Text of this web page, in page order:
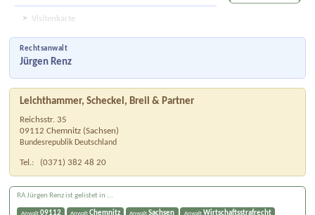
Visitenkarte
Rechtsanwalt
Jürgen Renz
Leichthammer, Scheckel, Breil & Partner
Reichsstr. 35
09112 Chemnitz (Sachsen)
Bundesrepublik Deutschland
Tel.: (0371) 382 48 20
RA Jürgen Renz ist gelistet in ...
Anwalt 09112 Anwalt Chemnitz AnwaltSachsen Anwalt Wirtschaftsstrafrecht